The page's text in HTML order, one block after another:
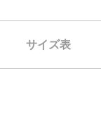
サイズ表